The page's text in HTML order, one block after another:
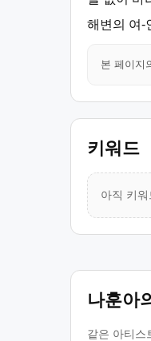
해변의 여-
본 페이지
키워드
아직 키
나훈아
같은 아티스